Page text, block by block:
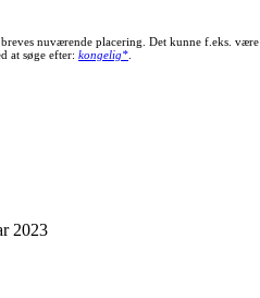
nuværende placering. Det kunne f.eks. være
at søge efter: kongelig*.
2023